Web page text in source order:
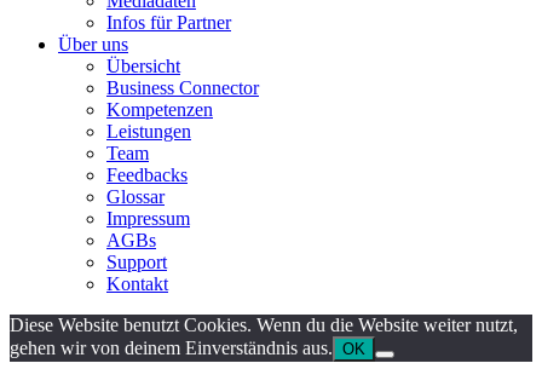
Infos für Partner
Über uns
Übersicht
Business Connector
Kompetenzen
Leistungen
Team
Feedbacks
Glossar
Impressum
AGBs
Support
Kontakt
Diese Website benutzt Cookies. Wenn du die Website weiter nutzt,
gehen wir von deinem Einverständnis aus. OK